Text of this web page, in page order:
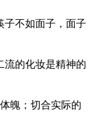
子不如面子，面子
流的化妆是精神的
魄；切合实际的